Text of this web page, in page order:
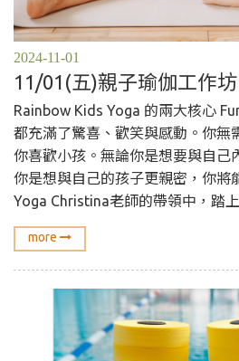
2024-11-01
11/01(五)親子瑜伽工作坊
Rainbow Kids Yoga 的兩大核心
都充滿了驚喜、歡笑與感動。你無
你喜歡小孩。無論你是想要與自己
你是想與自己的孩子更親密，你將
Yoga Christina老師的帶領中，踏
more